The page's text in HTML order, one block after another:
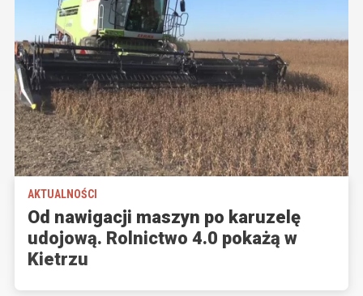
AKTUALNOŚCI
Od nawigacji maszyn po karuzelę
udojową. Rolnictwo 4.0 pokażą w
Kietrzu